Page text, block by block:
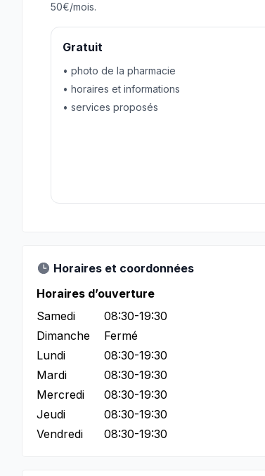
50€/mois.
Gratuit
• photo de la pharmacie
• horaires et informations
• services proposés
Horaires et coordonnées
Horaires d’ouverture
Samedi
08:30-19:30
Dimanche
Fermé
Lundi
08:30-19:30
Mardi
08:30-19:30
Mercredi
08:30-19:30
Jeudi
08:30-19:30
Vendredi
08:30-19:30